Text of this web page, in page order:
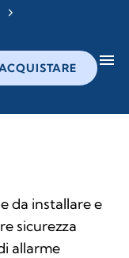
menu
da installare e
sicurezza
allarme